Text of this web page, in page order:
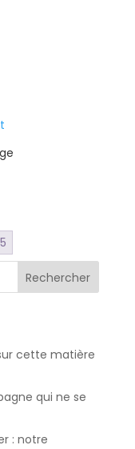
5
Rechercher
cette matière
qui ne se
: notre